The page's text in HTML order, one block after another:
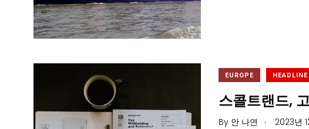
EUROPE
스콜트랜드,
By 안 나연 . 2023년